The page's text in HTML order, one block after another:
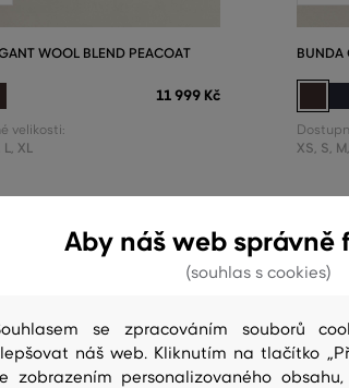
WOOL BLEND PEACOAT
11 999 Kč
velikosti:
L, XL
BUNDA
XS, S, M,
Aby náš web správně
(souhlas s cookies)
se zpracováním souborů
náš web. Kliknutím na tlačítko
zobrazením personalizovaného